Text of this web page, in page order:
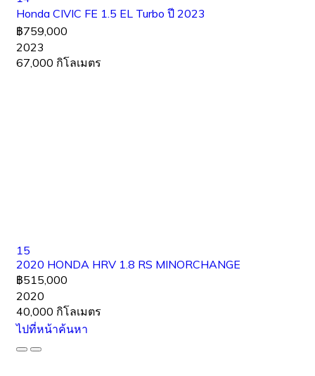
Honda CIVIC FE 1.5 EL Turbo ปี 2023
฿759,000
2023
67,000 กิโลเมตร
15
2020 HONDA HRV 1.8 RS MINORCHANGE
฿515,000
2020
40,000 กิโลเมตร
ไปที่หน้าค้นหา